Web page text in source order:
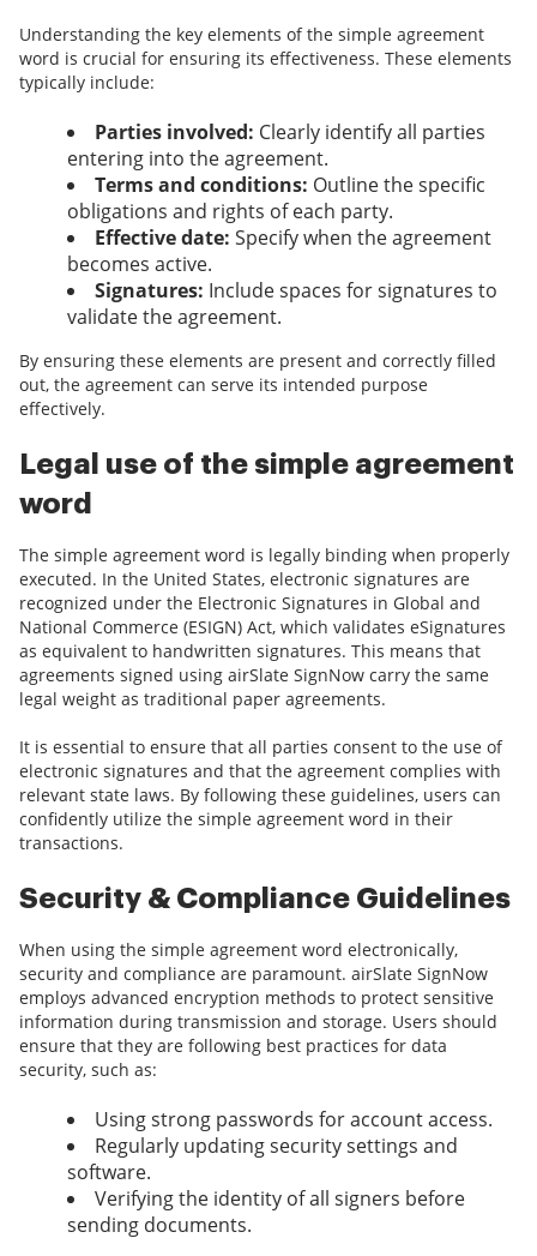
Understanding the key elements of the simple agreement
word is crucial for ensuring its effectiveness. These elements
typically include:
Parties involved: Clearly identify all parties
entering into the agreement.
Terms and conditions: Outline the specific
obligations and rights of each party.
Effective date: Specify when the agreement
becomes active.
Signatures: Include spaces for signatures to
validate the agreement.
By ensuring these elements are present and correctly filled
out, the agreement can serve its intended purpose
effectively.
Legal use of the simple agreement
word
The simple agreement word is legally binding when properly
executed. In the United States, electronic signatures are
recognized under the Electronic Signatures in Global and
National Commerce (ESIGN) Act, which validates eSignatures
as equivalent to handwritten signatures. This means that
agreements signed using airSlate SignNow carry the same
legal weight as traditional paper agreements.
It is essential to ensure that all parties consent to the use of
electronic signatures and that the agreement complies with
relevant state laws. By following these guidelines, users can
confidently utilize the simple agreement word in their
transactions.
Security & Compliance Guidelines
When using the simple agreement word electronically,
security and compliance are paramount. airSlate SignNow
employs advanced encryption methods to protect sensitive
information during transmission and storage. Users should
ensure that they are following best practices for data
security, such as:
Using strong passwords for account access.
Regularly updating security settings and
software.
Verifying the identity of all signers before
sending documents.